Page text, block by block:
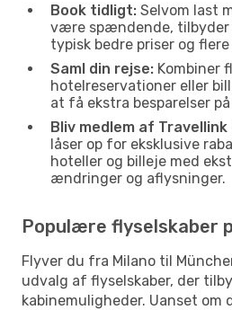
Book tidligt: Selvom last
være spændende,
typisk bedre priser og
Saml din rejse: Kombiner
hotelreservationer eller
at få ekstra besparelser
Bliv medlem af Travellink
låser op for eksklusive
hoteller og billeje med
ændringer og aflysninger.
Populære flyselskaber
Flyver du fra Milano til
udvalg af flyselskaber, der
kabinemuligheder. Uanset om